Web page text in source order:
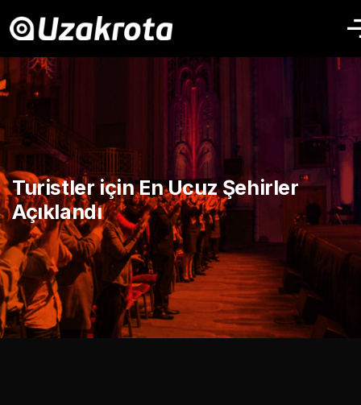
Turistler için En Ucuz Şehirler
Açıklandı